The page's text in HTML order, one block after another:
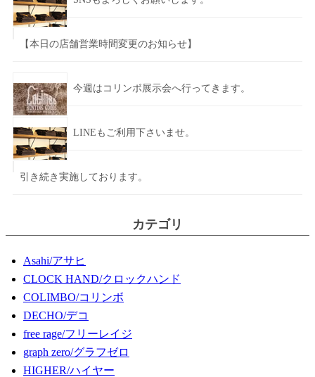
【本日の店舗営業時間変更のお知らせ】
今週はコリンボ展示会へ行ってきます。
LINEもご利用下さいませ。
引き続き実施しております。
カテゴリ
Asahi/アサヒ
CLOCK HAND/クロックハンド
COLIMBO/コリンボ
DECHO/デコ
free rage/フリーレイジ
graph zero/グラフゼロ
HIGHER/ハイヤー